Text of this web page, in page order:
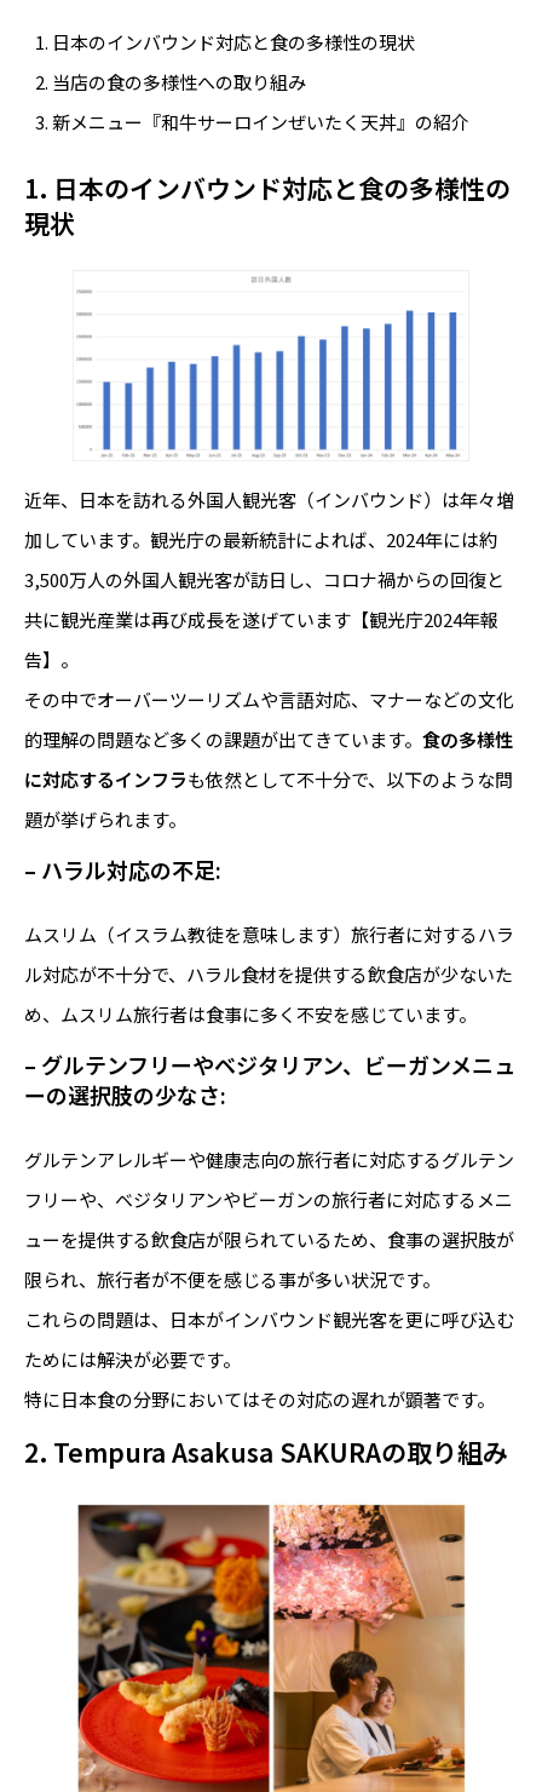
日本のインバウンド対応と食の多様性の現状
当店の食の多様性への取り組み
新メニュー『和牛サーロインぜいたく天丼』の紹介
1. 日本のインバウンド対応と食の多様性の
現状
近年、日本を訪れる外国人観光客（インバウンド）は年々増
加しています。観光庁の最新統計によれば、2024年には約
3,500万人の外国人観光客が訪日し、コロナ禍からの回復と
共に観光産業は再び成長を遂げています【観光庁2024年報
告】。
その中でオーバーツーリズムや言語対応、マナーなどの文化
的理解の問題など多くの課題が出てきています。 食の多様性
に対応するインフラも依然として不十分で、以下のような問
題が挙げられます。
– ハラル対応の不足:
ムスリム（イスラム教徒を意味します）旅行者に対するハラ
ル対応が不十分で、ハラル食材を提供する飲食店が少ないた
め、ムスリム旅行者は食事に多く不安を感じています。
– グルテンフリーやベジタリアン、ビーガンメニュ
ーの選択肢の少なさ:
グルテンアレルギーや健康志向の旅行者に対応するグルテン
フリーや、ベジタリアンやビーガンの旅行者に対応するメニ
ューを提供する飲食店が限られているため、食事の選択肢が
限られ、旅行者が不便を感じる事が多い状況です。
これらの問題は、日本がインバウンド観光客を更に呼び込む
ためには解決が必要です。
特に日本食の分野においてはその対応の遅れが顕著です。
2. Tempura Asakusa SAKURAの取り組み